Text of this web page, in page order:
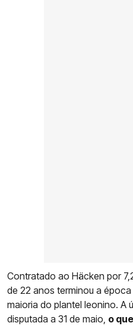
Contratado ao Häcken por
de 22 anos terminou a
maioria do plantel leonino. A
disputada a 31 de maio, o